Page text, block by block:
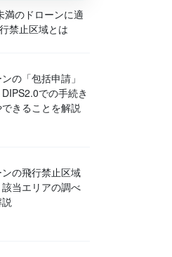
満のドローンに適
禁止区域とは
ンの「包括申請」
での手続き
きることを解説
ンの飛行禁止区域
該当エリアの調べ